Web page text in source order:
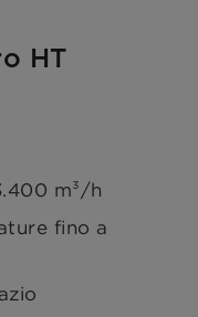
HT
m³/h
fino a